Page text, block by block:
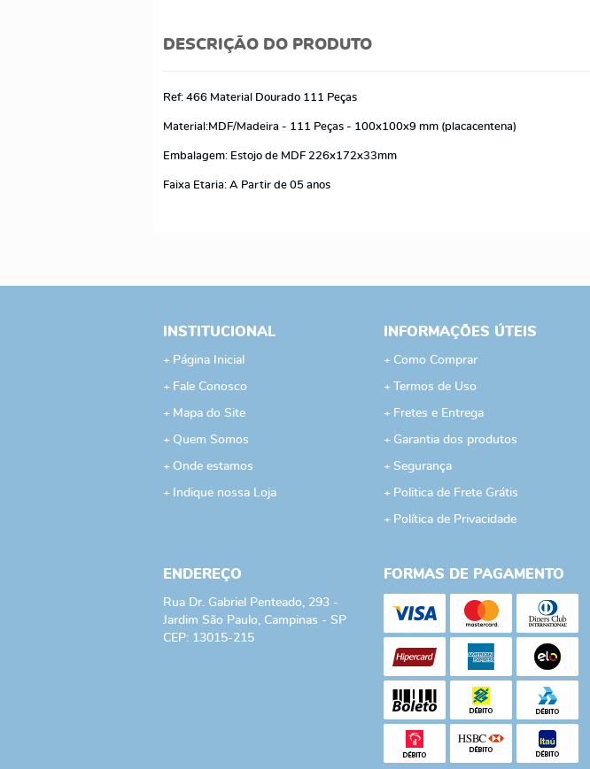
DESCRIÇÃO DO PRODUTO
Ref: 466 Material Dourado 111 Peças
Material:MDF/Madeira - 111 Peças - 100x100x9 mm (placacentena)
Embalagem: Estojo de MDF 226x172x33mm
Faixa Etaria: A Partir de 05 anos
INSTITUCIONAL
Página Inicial
Fale Conosco
Mapa do Site
Quem Somos
Onde estamos
Indique nossa Loja
INFORMAÇÕES ÚTEIS
Como Comprar
Termos de Uso
Fretes e Entrega
Garantia dos produtos
Segurança
Politica de Frete Grátis
Política de Privacidade
ENDEREÇO
Rua Dr. Gabriel Penteado, 293 -
Jardim São Paulo, Campinas - SP
CEP: 13015-215
FORMAS DE PAGAMENTO